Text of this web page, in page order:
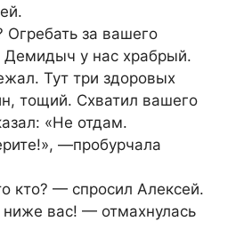
за вашего
Демидыч у нас храбрый.
Тут три здоровых
тощий. Схватил вашего
«Не отдам.
—пробурчала
— спросил Алексей.
вас! — отмахнулась